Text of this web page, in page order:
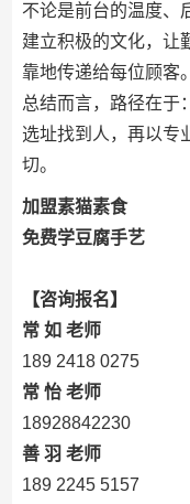
不论是前台的温度、
建立积极的文化，让
靠地传递给每位顾客。
总结而言，路径在于
选址找到人，再以专
切。
加盟素猫素食
免费学豆腐手艺
【咨询报名】
常 如 老师
189 2418 0275
常 怡 老师
18928842230
善 羽 老师
189 2245 5157